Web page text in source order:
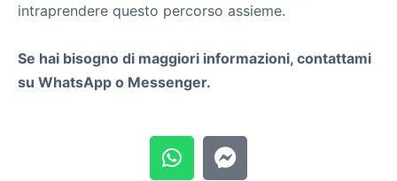
intraprendere questo percorso assieme.
Se hai bisogno di maggiori informazioni, contattami
su WhatsApp o Messenger.